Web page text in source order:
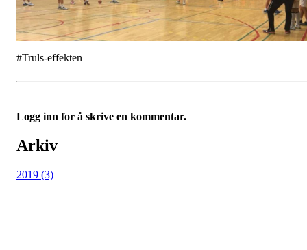
#Truls-effekten
Logg inn for å skrive en kommentar.
Arkiv
2019 (3)